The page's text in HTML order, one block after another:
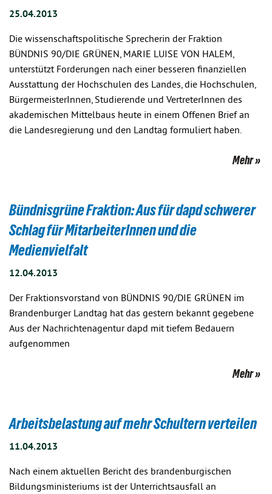
25.04.2013
Die wissenschaftspolitische Sprecherin der Fraktion
BÜNDNIS 90/DIE GRÜNEN, MARIE LUISE VON HALEM,
unterstützt Forderungen nach einer besseren finanziellen
Ausstattung der Hochschulen des Landes, die Hochschulen,
BürgermeisterInnen, Studierende und VertreterInnen des
akademischen Mittelbaus heute in einem Offenen Brief an
die Landesregierung und den Landtag formuliert haben.
Mehr
Bündnisgrüne Fraktion: Aus für dapd schwerer
Schlag für MitarbeiterInnen und die
Medienvielfalt
12.04.2013
Der Fraktionsvorstand von BÜNDNIS 90/DIE GRÜNEN im
Brandenburger Landtag hat das gestern bekannt gegebene
Aus der Nachrichtenagentur dapd mit tiefem Bedauern
aufgenommen
Mehr
Arbeitsbelastung auf mehr Schultern verteilen
11.04.2013
Nach einem aktuellen Bericht des brandenburgischen
Bildungsministeriums ist der Unterrichtsausfall an